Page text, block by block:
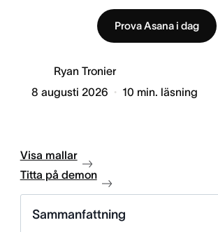
Prova Asana i dag
Ryan Tronier
8 augusti 2026
10 min. läsning
Visa mallar
Titta på demon
Sammanfattning